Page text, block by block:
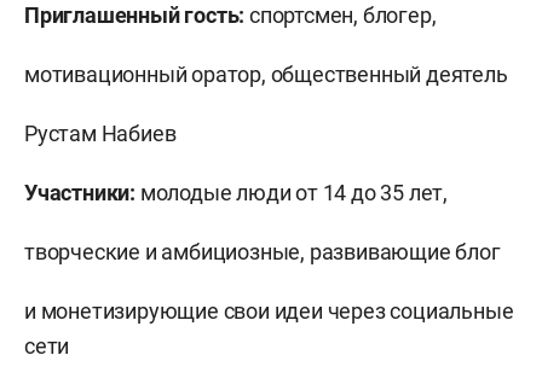
Приглашенный гость: спортсмен, блогер,
мотивационный оратор, общественный деятель
Рустам Набиев
Участники: молодые люди от 14 до 35 лет,
творческие и амбициозные, развивающие блог
и монетизирующие свои идеи через социальные
сети